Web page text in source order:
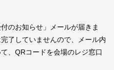
のお知らせ」メールが届きま
了していませんので、メール内
、QRコードを会場のレジ窓口